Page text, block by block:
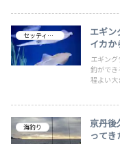
セッティング
エギン
イカか
エギン
釣ができ
程よい大
海釣り
京丹後
ってき